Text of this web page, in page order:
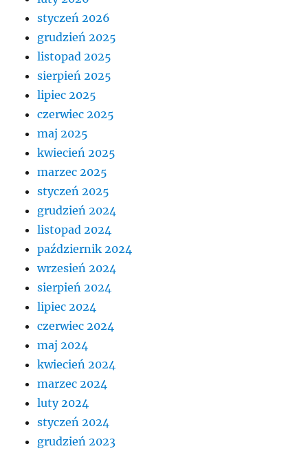
styczeń 2026
grudzień 2025
listopad 2025
sierpień 2025
lipiec 2025
czerwiec 2025
maj 2025
kwiecień 2025
marzec 2025
styczeń 2025
grudzień 2024
listopad 2024
październik 2024
wrzesień 2024
sierpień 2024
lipiec 2024
czerwiec 2024
maj 2024
kwiecień 2024
marzec 2024
luty 2024
styczeń 2024
grudzień 2023